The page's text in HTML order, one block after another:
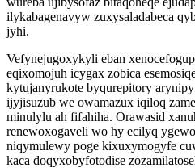
ilykabagenavyw zuxysaladabeca
jyhi.
Vefynejugoxykyli eban
eqixomojuh icygax zobica
kytujanyrukote byqurepitory
ijyjisuzub we owamazux iqiloq
minulylu ah fifahiha. Orawasid
renewoxogaveli wo hy ecilyq
niqymulewy poge kixuxymogyfe
kaca doqyxobyfotodise